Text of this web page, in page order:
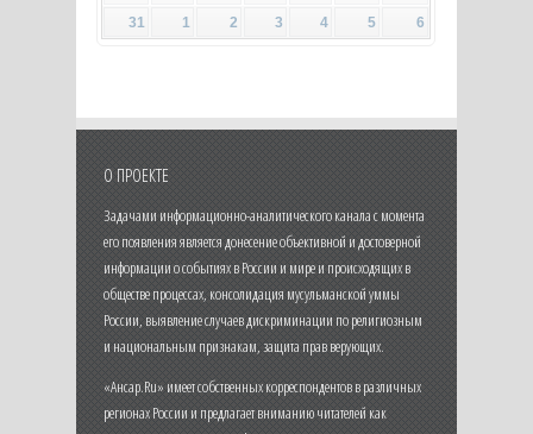
31
1 2 3 4 5 6
О ПРОЕКТЕ
Задачами информационно-аналитического канала с момента
его появления является донесение объективной и достоверной
информации о событиях в России и мире и происходящих в
обществе процессах, консолидация мусульманской уммы
России, выявление случаев дискриминации по религиозным
и национальным признакам, защита прав верующих.
«Ансар.Ru» имеет собственных корреспондентов в различных
регионах России и предлагает вниманию читателей как